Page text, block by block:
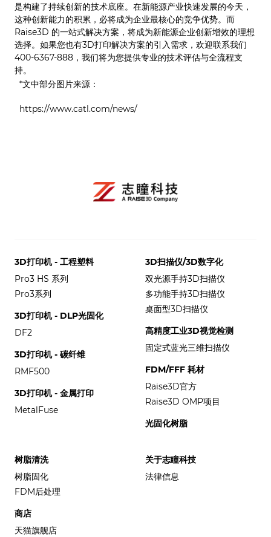
是构建了持续创新的技术底座。在新能源产业快速发展的今天，
这种创新能力的积累，必将成为企业最核心的竞争优势。而
Raise3D 的一站式解决方案，将成为新能源企业创新增效的理想
选择。如果您也有3D打印解决方案的引入需求，欢迎联系我们
400-6367-888，我们将为您提供专业的技术评估与全流程支
持。
*文中部分图片来源：
https://www.catl.com/news/
3D打印机 - 工程塑料
Pro3 HS 系列
Pro3系列
3D打印机 - DLP光固化
DF2
3D打印机 - 碳纤维
RMF500
3D打印机 - 金属打印
MetalFuse
3D扫描仪/3D数字化
双光源手持3D扫描仪
多功能手持3D扫描仪
桌面型3D扫描仪
高精度工业3D视觉检测
固定式蓝光三维扫描仪
FDM/FFF 耗材
Raise3D官方
Raise3D OMP项目
光固化树脂
树脂清洗
树脂固化
FDM后处理
商店
天猫旗舰店
关于志瞳科技
法律信息